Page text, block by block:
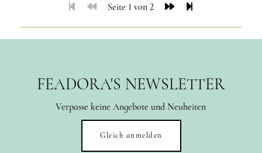
Seite 1 von 2
FEADORA'S NEWSLETTER
Verpasse keine Angebote und Neuheiten
Gleich anmelden